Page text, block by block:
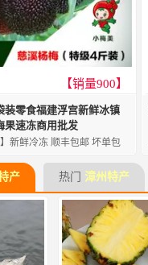
【销量900】
装零食福建浮宫新鲜冰镇
果速冻商用批发
】新鲜冷冻 顺丰包邮 坏单包
产 热门 漳州特产